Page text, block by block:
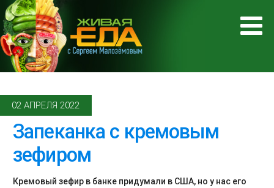
02 АПРЕЛЯ 2022
Запеканка с кремовым
зефиром
Кремовый зефир в банке придумали в США, но у нас его